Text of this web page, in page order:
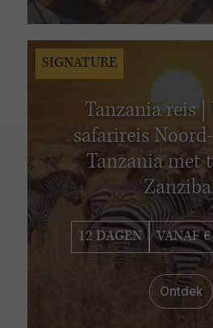
Tanzania reis
safarireis
Tanzania met
12 DAGEN VANAF €
Ontdek
SIGNATURE